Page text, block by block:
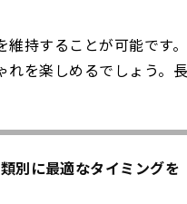
持することが可能です
を楽しめるでしょう。
別に最適なタイミングを